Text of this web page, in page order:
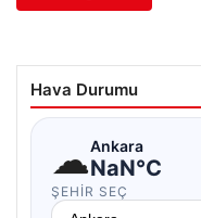
Hava Durumu
☁Ankara
NaN°C
ŞEHIR SEÇ